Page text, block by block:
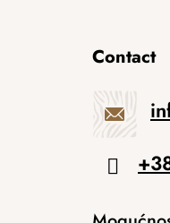
Contact